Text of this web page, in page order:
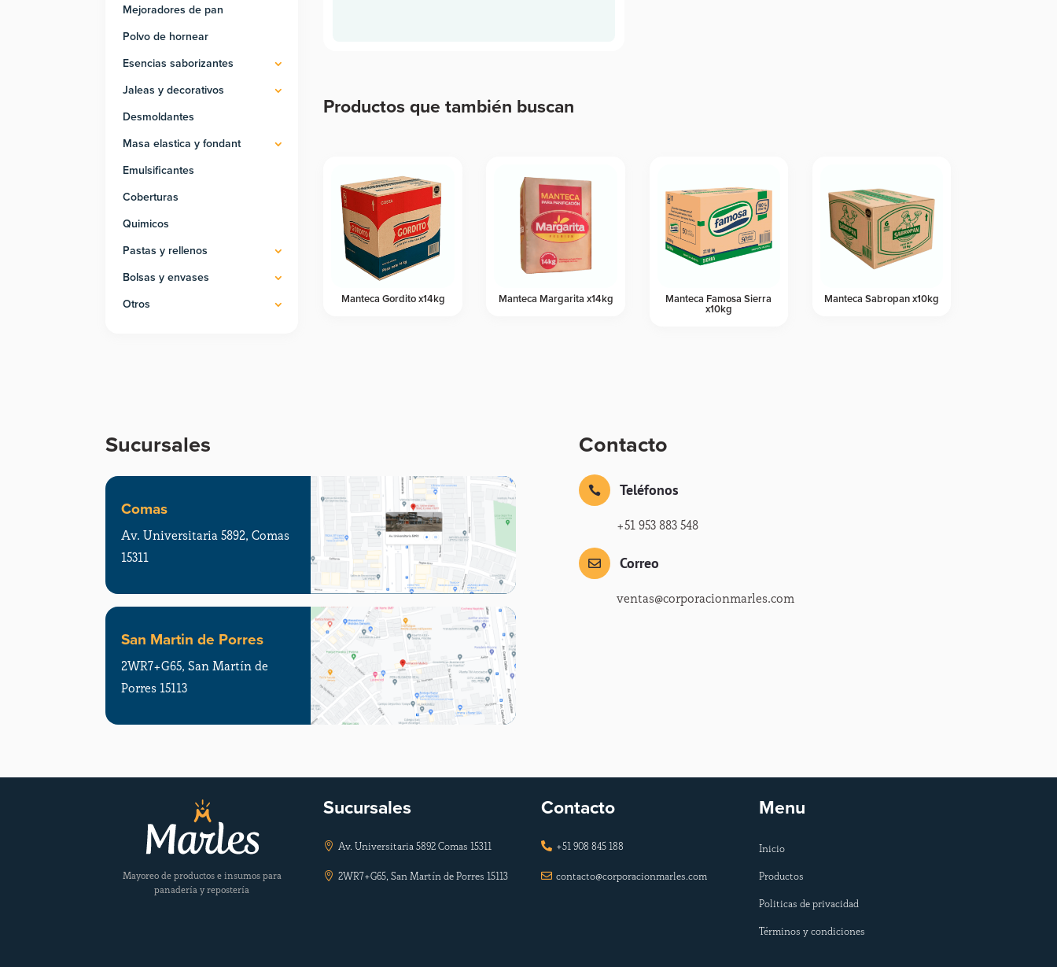
Mejoradores de pan
Polvo de hornear
Esencias saborizantes
Jaleas y decorativos
Desmoldantes
Masa elastica y fondant
Emulsificantes
Coberturas
Quimicos
Pastas y rellenos
Bolsas y envases
Otros
Productos que también buscan
Manteca Gordito x14kg Manteca Margarita x14kg Manteca Famosa Sierra
x10kg
Manteca Sabropan x10kg
Sucursales
Comas
Av. Universitaria 5892, Comas
15311
San Martin de Porres
2WR7+G65, San Martín de
Porres 15113
Contacto
 Teléfonos
+51 953 883 548
 Correo
ventas@corporacionmarles.com
Mayoreo de productos e insumos para
panadería y repostería
Sucursales
 Av. Universitaria 5892 Comas 15311
 2WR7+G65, San Martín de Porres 15113
Contacto
 +51 908 845 188
 contacto@corporacionmarles.com
Menu
Inicio
Productos
Politicas de privacidad
Términos y condiciones